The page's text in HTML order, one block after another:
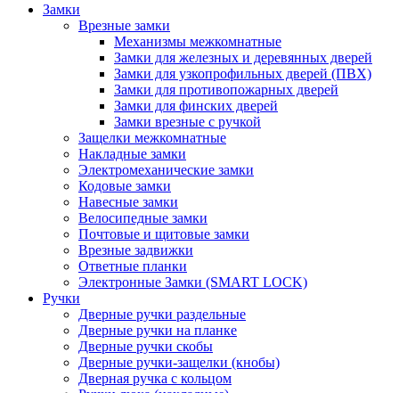
Замки
Врезные замки
Механизмы межкомнатные
Замки для железных и деревянных дверей
Замки для узкопрофильных дверей (ПВХ)
Замки для противопожарных дверей
Замки для финских дверей
Замки врезные с ручкой
Защелки межкомнатные
Накладные замки
Электромеханические замки
Кодовые замки
Навесные замки
Велосипедные замки
Почтовые и щитовые замки
Врезные задвижки
Ответные планки
Электронные Замки (SMART LOCK)
Ручки
Дверные ручки раздельные
Дверные ручки на планке
Дверные ручки скобы
Дверные ручки-защелки (кнобы)
Дверная ручка с кольцом